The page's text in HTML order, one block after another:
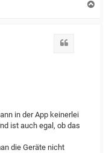
in der App keinerlei
ist auch egal, ob das
die Geräte nicht